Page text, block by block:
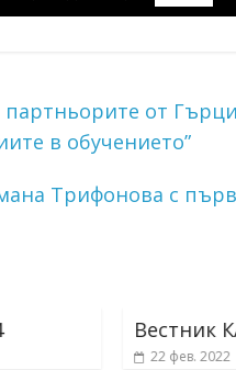
от
в обучението”
Трифонова с
КАРАВЕЛОВчета